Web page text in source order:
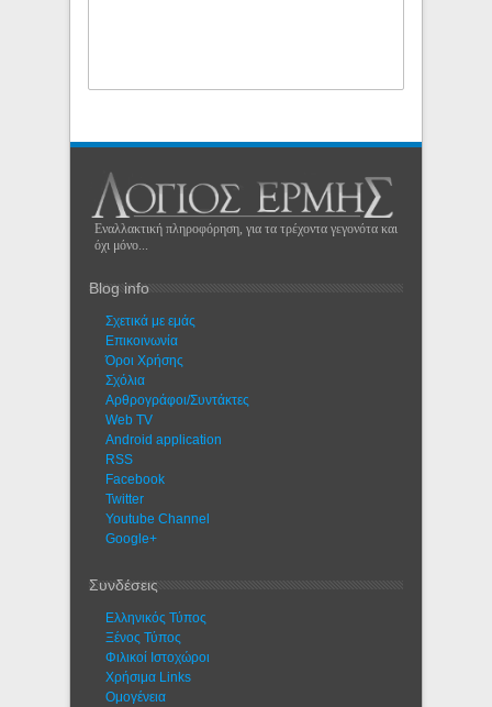
Εναλλακτική πληροφόρηση, για τα τρέχοντα γεγονότα και
όχι μόνο...
Blog info
Σχετικά με εμάς
Eπικοινωνία
Όροι Χρήσης
Σχόλια
Αρθρογράφοι/Συντάκτες
Web TV
Android application
RSS
Facebook
Twitter
Youtube Channel
Google+
Συνδέσεις
Ελληνικός Τύπος
Ξένος Τύπος
Φιλικοί Ιστοχώροι
Χρήσιμα Links
Ομογένεια